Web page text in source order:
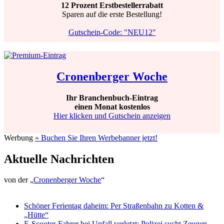
12 Prozent Erstbestellerrabatt
Sparen auf die erste Bestellung!
Gutschein-Code: "NEU12"
Cronenberger Woche
Ihr Branchenbuch-Eintrag
einen Monat kostenlos
Hier klicken und Gutschein anzeigen
Werbung » Buchen Sie Ihren Werbebanner jetzt!
Aktuelle Nachrichten
von der „Cronenberger Woche“
Schöner Ferientag daheim: Per Straßenbahn zu Kotten &
„Hütte“